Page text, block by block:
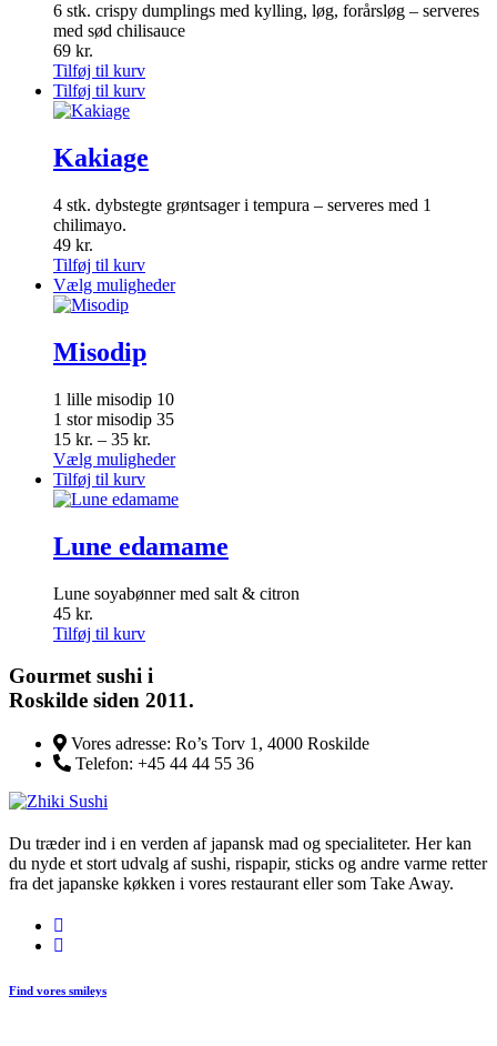
6 stk. crispy dumplings med kylling, løg, forårsløg – serveres
med sød chilisauce
69 kr.
Tilføj til kurv
Tilføj til kurv
Kakiage
4 stk. dybstegte grøntsager i tempura – serveres med 1
chilimayo.
49 kr.
Tilføj til kurv
Vælg mulighederDette
varesiden
Misodip
1 lille misodip 10
1 stor misodip 35
15 kr. – 35 kr.
15 kr.
35 kr.
Vælg mulighederDette
har
Mulighederne
vælges
Tilføj til kurv
Lune edamame
Lune soyabønner med salt & citron
45 kr.
Tilføj til kurv
Gourmetsushi i
Roskilde siden 2011.
Vores adresse: Ro’s Torv 1, 4000 Roskilde
Telefon: +45 44 44 55 36
Du træder ind i en verden af japansk mad og specialiteter. Her kan
du nyde et stort udvalg af sushi, rispapir, sticks og andre varme retter
fra det japanske køkken i vores restaurant eller som Take Away.
Find vores smileys